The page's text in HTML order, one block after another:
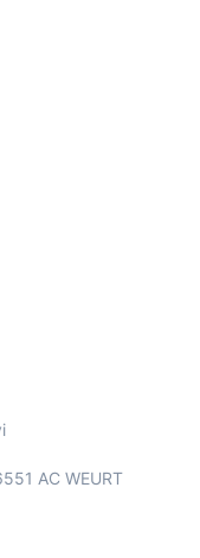
AC WEURT